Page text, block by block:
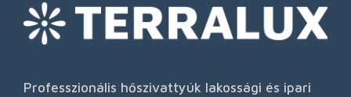
Professzionális hőszivattyúk lakossági és ipari